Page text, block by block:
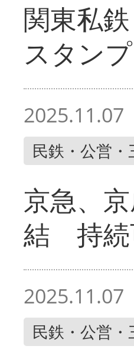
関東私
スタン
2025.11.07
民鉄・公営・
京急、
結 持続
2025.11.07
民鉄・公営・